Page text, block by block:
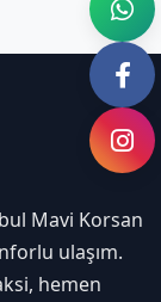
Mavi Korsan
ulaşım.
hemen